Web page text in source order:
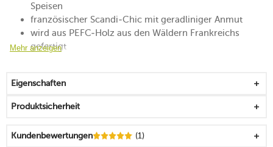
Speisen
französischer Scandi-Chic mit geradliniger Anmut
wird aus PEFC-Holz aus den Wäldern Frankreichs
gefertigt
Wirkung
starke Klingen und kraftvolle Zähne schneiden die
mm nutzen
Mehr anzeigen
Eigenschaften
Produktsicherheit
Kundenbewertungen (1)